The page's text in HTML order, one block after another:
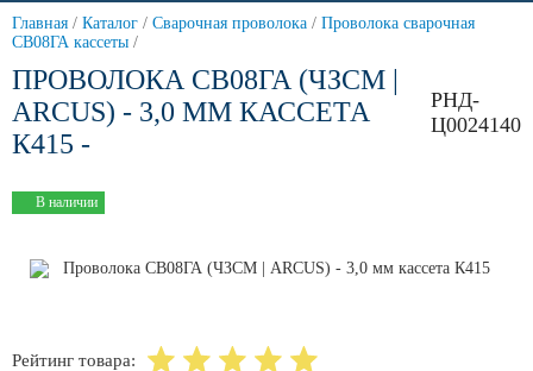
Главная / Каталог / Сварочная проволока / Проволока сварочная
СВ08ГА кассеты /
ПРОВОЛОКА СВ08ГА (ЧЗСМ |
ARCUS) - 3,0 ММ КАССЕТА
К415 -
РНД-
Ц0024140
В наличии
Рейтинг товара: